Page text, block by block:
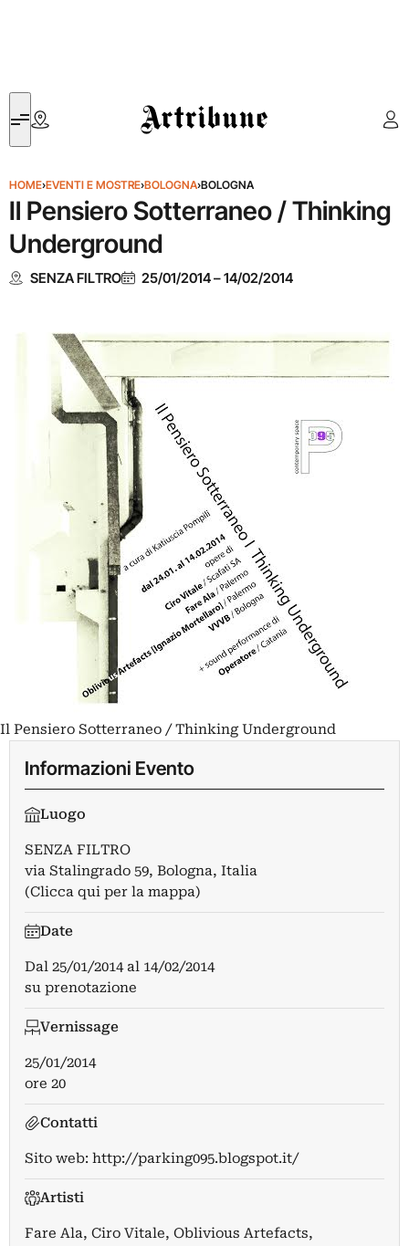
Artribune
HOME›EVENTI E MOSTRE›BOLOGNA›BOLOGNA
Il Pensiero Sotterraneo / Thinking
Underground
SENZA FILTRO 25/01/2014–14/02/2014
Il Pensiero Sotterraneo / Thinking Underground
Informazioni Evento
Luogo
SENZA FILTRO
via Stalingrado 59, Bologna, Italia
(Clicca qui per la mappa)
Date
Dal 25/01/2014al 14/02/2014
su prenotazione
Vernissage
25/01/2014
ore 20
Contatti
Sito web: http://parking095.blogspot.it/
Artisti
Fare Ala, Ciro Vitale, Oblivious Artefacts,